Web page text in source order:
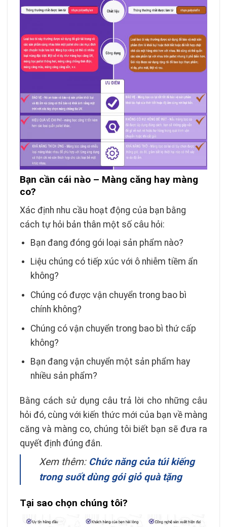
Bạn cần cái nào – Màng căng hay màng
co?
Xác định nhu cầu hoạt động của bạn bằng
cách tự hỏi bản thân một số câu hỏi:
Bạn đang đóng gói loại sản phẩm nào?
Liệu chúng có tiếp xúc với ô nhiễm tiềm ẩn
không?
Chúng có được vận chuyển trong bao bì
chính không?
Chúng có vận chuyển trong bao bì thứ cấp
không?
Bạn đang vận chuyển một sản phẩm hay
nhiều sản phẩm?
Bằng cách sử dụng câu trả lời cho những câu
hỏi đó, cùng với kiến ​​thức mới của bạn về màng
căng và màng co, chúng tôi biết bạn sẽ đưa ra
quyết định đúng đắn.
Xem thêm: Chức năng của túi kiếng
trong suốt dùng gói giỏ quà tặng
Tại sao chọn chúng tôi?